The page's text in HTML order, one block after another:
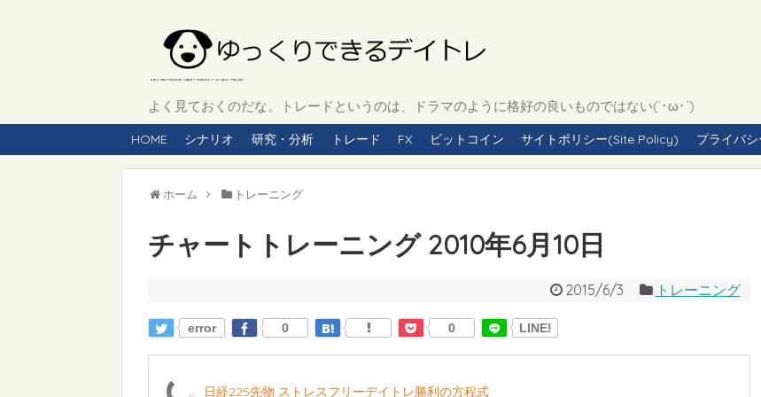
よく見ておくのだな。トレードというのは、ドラマのように格好の良いものではない(`･ω･´)
HOME シナリオ 研究・分析 トレード FX ビットコイン サイトポリシー(Site Policy) プライバ
ホーム トレーニング
チャートトレーニング 2010年6月10日
2015/6/3 トレーニング
error 0 0 LINE!
日経225先物 ストレスフリーデイトレ勝利の方程式